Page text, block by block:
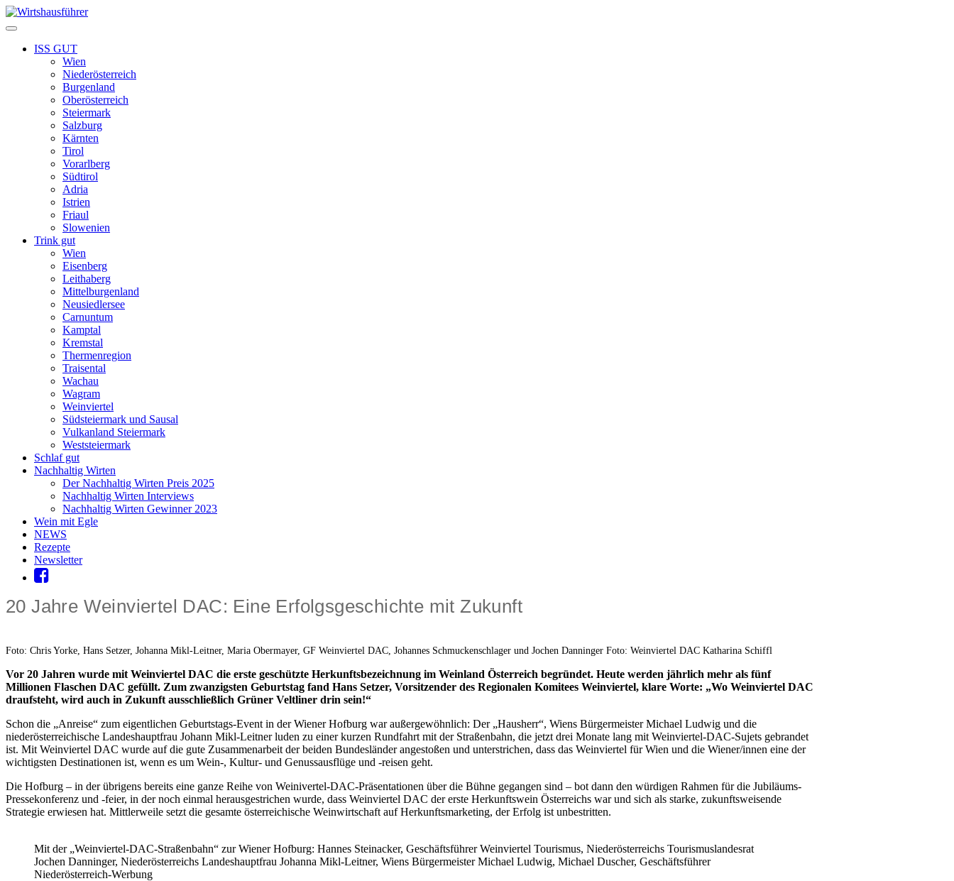
Zum
Inhalt
Menü
ISS GUT
Wien
Niederösterreich
Burgenland
Oberösterreich
Steiermark
Salzburg
Kärnten
Tirol
Vorarlberg
Südtirol
Adria
Istrien
Friaul
Slowenien
Trink gut
Wien
Eisenberg
Leithaberg
Mittelburgenland
Neusiedlersee
Carnuntum
Kamptal
Kremstal
Thermenregion
Traisental
Wachau
Wagram
Weinviertel
Südsteiermark und Sausal
Vulkanland Steiermark
Weststeiermark
Schlaf gut
Nachhaltig Wirten
Der Nachhaltig Wirten Preis 2025
Nachhaltig Wirten Interviews
Nachhaltig Wirten Gewinner 2023
Wein mit Egle
NEWS
Rezepte
Newsletter
20 Jahre Weinviertel DAC: Eine Erfolgsgeschichte mit Zukunft
Foto: Chris Yorke, Hans Setzer, Johanna Mikl-Leitner, Maria Obermayer, GF Weinviertel DAC, Johannes Schmuckenschlager und Jochen Danninger Foto: Weinviertel DAC Katharina Schiffl
Vor 20 Jahren wurde mit Weinviertel DAC die erste geschützte Herkunftsbezeichnung im Weinland Österreich begründet. Heute werden jährlich mehr als fünf
Millionen Flaschen DAC gefüllt. Zum zwanzigsten Geburtstag fand Hans Setzer, Vorsitzender des Regionalen Komitees Weinviertel, klare Worte: „Wo Weinviertel DAC
draufsteht, wird auch in Zukunft ausschließlich Grüner Veltliner drin sein!“
Schon die „Anreise“ zum eigentlichen Geburtstags-Event in der Wiener Hofburg war außergewöhnlich: Der „Hausherr“, Wiens Bürgermeister Michael Ludwig und die
niederösterreichische Landeshauptfrau Johann Mikl-Leitner luden zu einer kurzen Rundfahrt mit der Straßenbahn, die jetzt drei Monate lang mit Weinviertel-DAC-Sujets gebrandet
ist. Mit Weinviertel DAC wurde auf die gute Zusammenarbeit der beiden Bundesländer angestoßen und unterstrichen, dass das Weinviertel für Wien und die Wiener/innen eine der
wichtigsten Destinationen ist, wenn es um Wein-, Kultur- und Genussausflüge und -reisen geht.
Die Hofburg – in der übrigens bereits eine ganze Reihe von Weinivertel-DAC-Präsentationen über die Bühne gegangen sind – bot dann den würdigen Rahmen für die Jubiläums-
Pressekonferenz und -feier, in der noch einmal herausgestrichen wurde, dass Weinviertel DAC der erste Herkunftswein Österreichs war und sich als starke, zukunftsweisende
Strategie erwiesen hat. Mittlerweile setzt die gesamte österreichische Weinwirtschaft auf Herkunftsmarketing, der Erfolg ist unbestritten.
Mit der „Weinviertel-DAC-Straßenbahn“ zur Wiener Hofburg: Hannes Steinacker, Geschäftsführer Weinviertel Tourismus, Niederösterreichs Tourismuslandesrat
Jochen Danninger, Niederösterreichs Landeshauptfrau Johanna Mikl-Leitner, Wiens Bürgermeister Michael Ludwig, Michael Duscher, Geschäftsführer
Niederösterreich-Werbung